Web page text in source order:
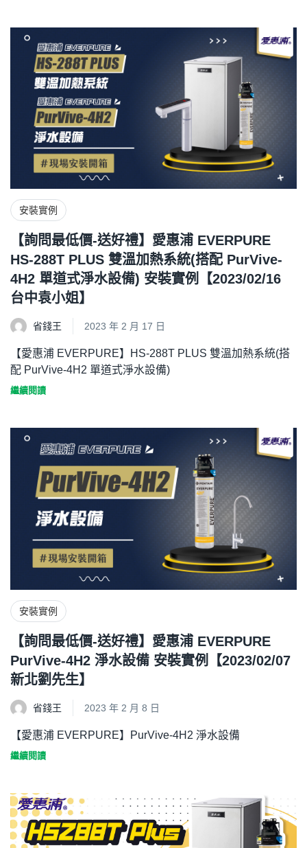
安裝實例
【詢問最低價-送好禮】愛惠浦 EVERPURE
HS-288T PLUS 雙溫加熱系統(搭配 PurVive-
4H2 單道式淨水設備) 安裝實例【2023/02/16
台中袁小姐】
省錢王 2023 年 2 月 17 日
【愛惠浦 EVERPURE】HS-288T PLUS 雙溫加熱系統(搭
配 PurVive-4H2 單道式淨水設備)
繼續閱讀
安裝實例
【詢問最低價-送好禮】愛惠浦 EVERPURE
PurVive-4H2 淨水設備 安裝實例【2023/02/07
新北劉先生】
省錢王 2023 年 2 月 8 日
【愛惠浦 EVERPURE】PurVive-4H2 淨水設備
繼續閱讀